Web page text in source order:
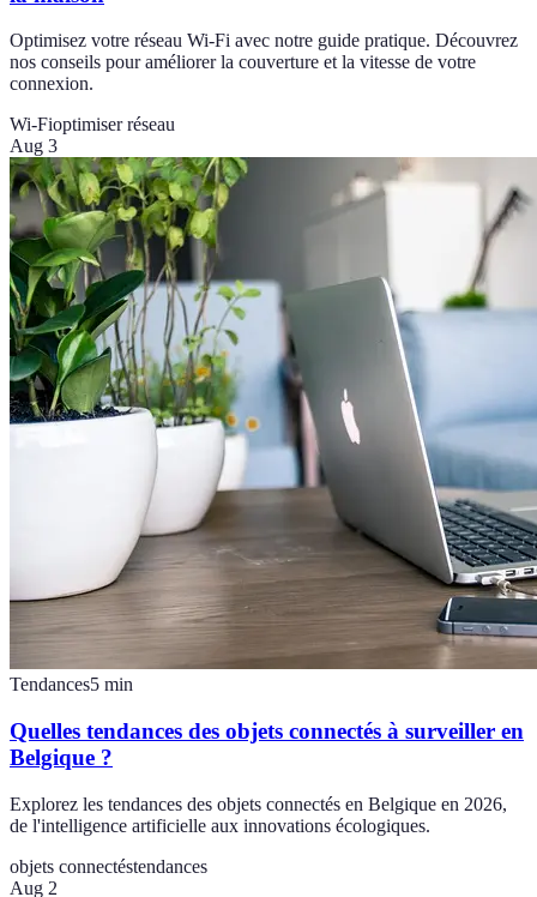
Optimisez votre réseau Wi-Fi avec notre guide pratique. Découvrez
nos conseils pour améliorer la couverture et la vitesse de votre
connexion.
Wi-Fioptimiser réseau
Aug 3
Tendances5 min
Quelles tendances des objets connectés à surveiller en
Belgique ?
Explorez les tendances des objets connectés en Belgique en 2026,
de l'intelligence artificielle aux innovations écologiques.
objets connectéstendances
Aug 2